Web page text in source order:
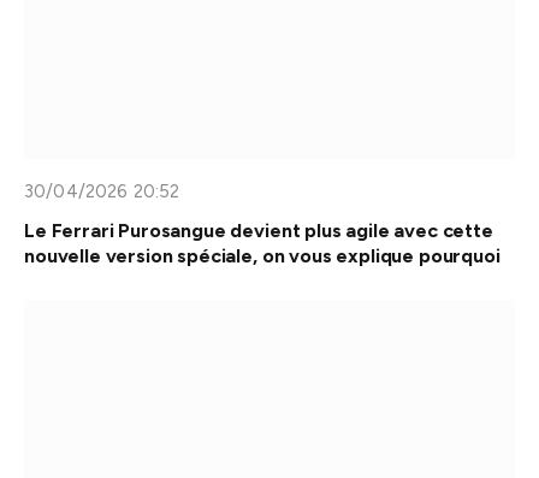
30/04/2026 20:52
Le Ferrari Purosangue devient plus agile avec cette
nouvelle version spéciale, on vous explique pourquoi